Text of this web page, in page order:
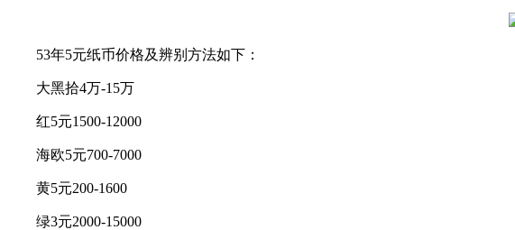
53年5元纸币价格及辨别方法如下：
大黑拾4万-15万
红5元1500-12000
海欧5元700-7000
黄5元200-1600
绿3元2000-15000